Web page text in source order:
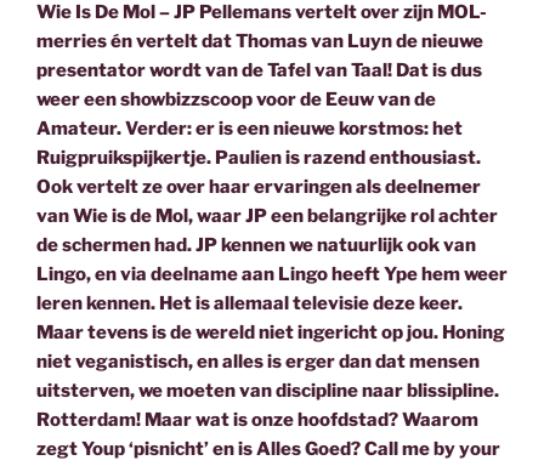
Wie Is De Mol – JP Pellemans vertelt over zijn MOL-
merries én vertelt dat Thomas van Luyn de nieuwe
presentator wordt van de Tafel van Taal! Dat is dus
weer een showbizzscoop voor de Eeuw van de
Amateur. Verder: er is een nieuwe korstmos: het
Ruigpruikspijkertje. Paulien is razend enthousiast.
Ook vertelt ze over haar ervaringen als deelnemer
van Wie is de Mol, waar JP een belangrijke rol achter
de schermen had. JP kennen we natuurlijk ook van
Lingo, en via deelname aan Lingo heeft Ype hem weer
leren kennen. Het is allemaal televisie deze keer.
Maar tevens is de wereld niet ingericht op jou. Honing
niet veganistisch, en alles is erger dan dat mensen
uitsterven, we moeten van discipline naar blissipline.
Rotterdam! Maar wat is onze hoofdstad? Waarom
zegt Youp ‘pisnicht’ en is Alles Goed? Call me by your